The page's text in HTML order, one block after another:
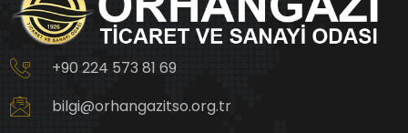
+90 224 573 81 69
bilgi@orhangazitso.org.tr